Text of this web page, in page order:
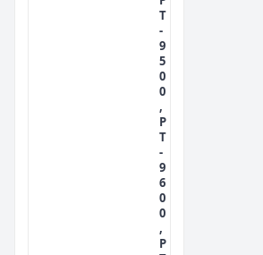
T
-
9
5
0
0
,
P
T
-
9
6
0
0
,
P